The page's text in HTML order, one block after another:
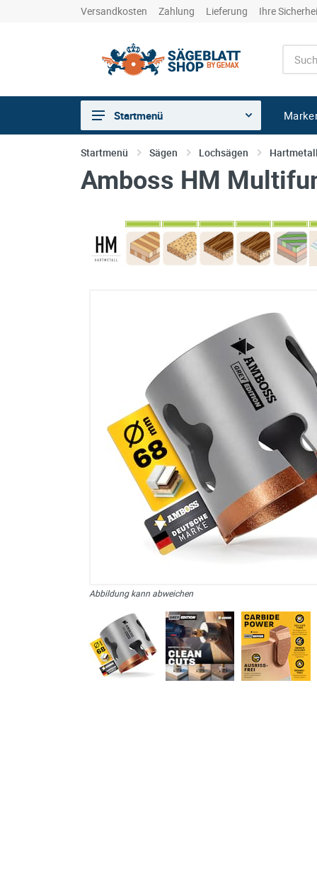
Versandkosten Zahlung Lieferung Ihre
Sägen
Trennen
Schleifen
kreative Holzbearbeitung
Startmenü
Startmenü Sägen Lochsägen
Amboss HM
Abbildung kann abweichen